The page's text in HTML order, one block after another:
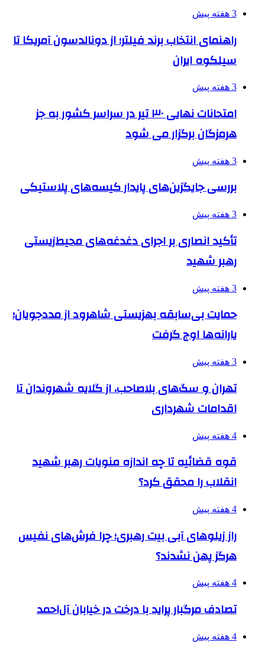
3 هفته پیش
راهنمای انتخاب برند فیلتر؛ از دونالدسون آمریکا تا
سیلکوه ایران
3 هفته پیش
امتحانات نهایی ۳۰ تیر در سراسر کشور به جز
هرمزگان برگزار می شود
3 هفته پیش
بررسی جایگزین‌های پایدار کیسه‌های پلاستیکی
3 هفته پیش
تأکید انصاری بر اجرای دغدغه‌های محیط‌زیستی
رهبر شهید
3 هفته پیش
حمایت بی‌سابقه بهزیستی شاهرود از مددجویان؛
یارانه‌ها اوج گرفت
3 هفته پیش
تهران و سگ‌های بلاصاحب، از گلایه شهروندان تا
اقدامات شهرداری
4 هفته پیش
قوه قضائیه تا چه اندازه منویات رهبر شهید
انقلاب را محقق کرد؟
4 هفته پیش
راز زیلوهای آبی بیت رهبری؛ چرا فرش‌های نفیس
هرگز پهن نشدند؟
4 هفته پیش
تصادف مرگبار پراید با درخت در خیابان آل‌احمد
4 هفته پیش